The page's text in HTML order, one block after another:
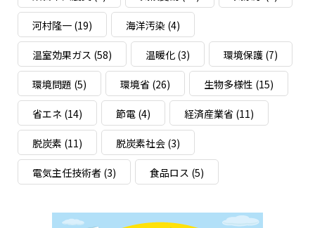
河村隆一(19) 海洋汚染 (4)
温室効果ガス (58) 温暖化(3) 環境保護(7)
環境問題 (5) 環境省(26) 生物多様性 (15)
省エネ (14) 節電(4) 経済産業省(11)
脱炭素 (11) 脱炭素社会(3)
電気主任技術者(3) 食品ロス (5)